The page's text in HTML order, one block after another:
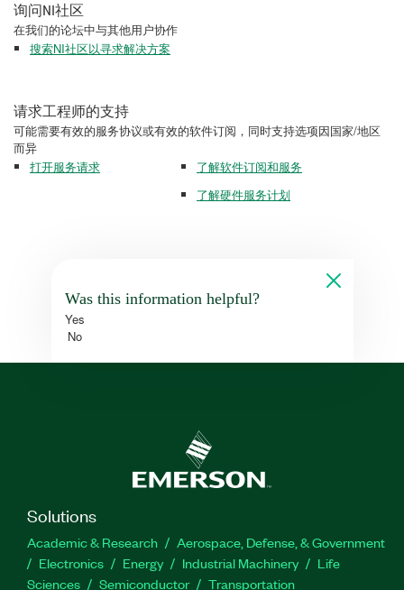
询问NI社区
在我们的论坛中与其他用户协作
搜索NI社区以寻求解决方案
请求工程师的支持
可能需要有效的服务协议或有效的软件订阅，同时支持选项因国家/地区
而异
打开服务请求
了解软件订阅和服务
了解硬件服务计划
Was this information helpful?
Yes
No
Solutions
Academic & Research
Aerospace, Defense, & Government
Electronics
Energy Industrial Machinery
Life
Sciences
Semiconductor Transportation